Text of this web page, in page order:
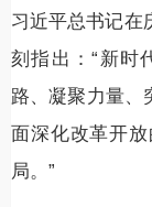
习近平总书记在
刻指出：“新时
路、凝聚力量、
面深化改革开
局。”